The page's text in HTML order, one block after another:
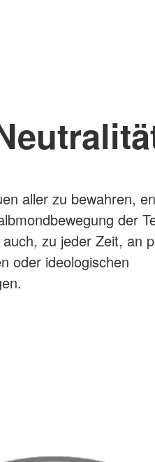
aller zu bewahren,
der
zu jeder Zeit, an
oder ideologischen